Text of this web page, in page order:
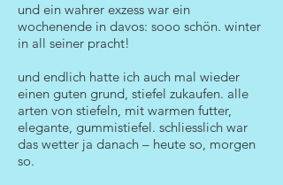
und ein wahrer exzess war ein
wochenende in davos: sooo schön. winter
in all seiner pracht!
und endlich hatte ich auch mal wieder
einen guten grund, stiefel zukaufen. alle
arten von stiefeln, mit warmen futter,
elegante, gummistiefel. schliesslich war
das wetter ja danach – heute so, morgen
so.